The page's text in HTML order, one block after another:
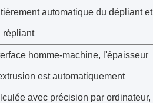
automatique du dépliant et
répliant
homme-machine, l'épaisseur
est automatiquement
avec précision par ordinateur,